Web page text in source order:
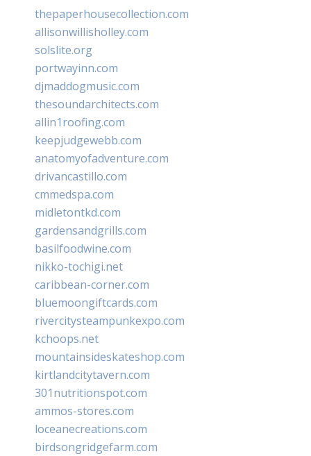
thepaperhousecollection.com
allisonwillisholley.com
solslite.org
portwayinn.com
djmaddogmusic.com
thesoundarchitects.com
allin1roofing.com
keepjudgewebb.com
anatomyofadventure.com
drivancastillo.com
cmmedspa.com
midletontkd.com
gardensandgrills.com
basilfoodwine.com
nikko-tochigi.net
caribbean-corner.com
bluemoongiftcards.com
rivercitysteampunkexpo.com
kchoops.net
mountainsideskateshop.com
kirtlandcitytavern.com
301nutritionspot.com
ammos-stores.com
loceanecreations.com
birdsongridgefarm.com